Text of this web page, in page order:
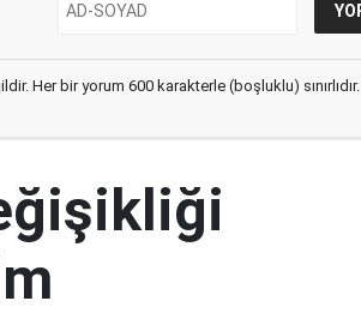
Her bir yorum 600 karakterle (boşluklu) sınırlıdır.